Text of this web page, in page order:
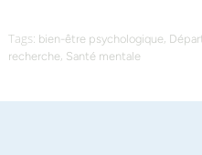
Tags: bien-être psychologique,
recherche, Santé mentale